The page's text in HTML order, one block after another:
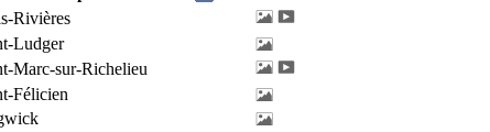
Rivières
Ludger
Marc-sur-Richelieu
Félicien